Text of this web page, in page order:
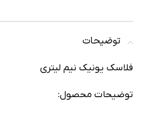
توضیحات
فلاسک یونیک نیم لیتری
توضیحات محصول: